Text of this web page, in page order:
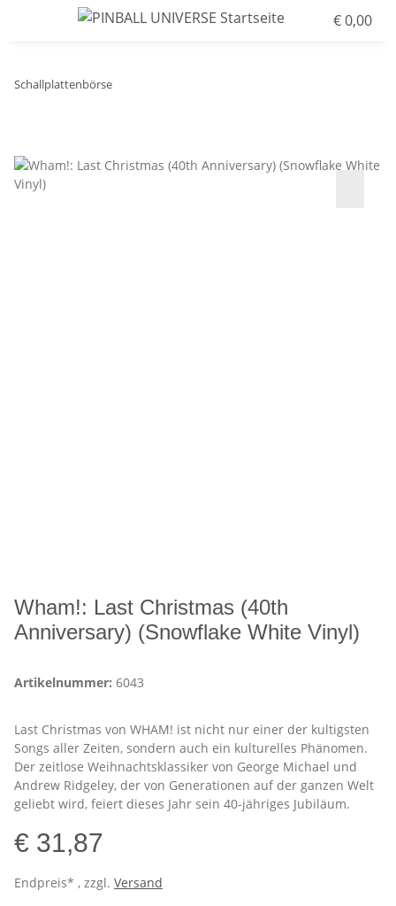
€ 0,00
Schallplattenbörse
Wham!: Last Christmas (40th
Anniversary) (Snowflake White Vinyl)
Artikelnummer: 6043
Last Christmas von WHAM! ist nicht nur einer der kultigsten
Songs aller Zeiten, sondern auch ein kulturelles Phänomen.
Der zeitlose Weihnachtsklassiker von George Michael und
Andrew Ridgeley, der von Generationen auf der ganzen Welt
geliebt wird, feiert dieses Jahr sein 40-jähriges Jubiläum.
€ 31,87
Endpreis* , zzgl. Versand